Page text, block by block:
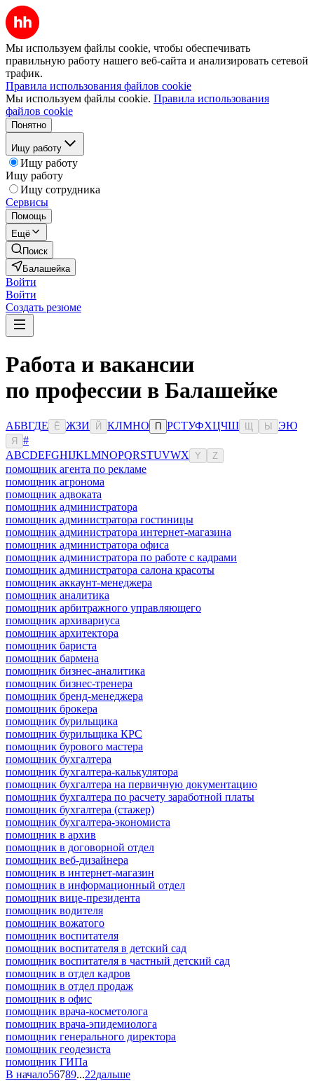
Мы используем файлы cookie, чтобы обеспечивать
правильную работу нашего веб-сайта и анализировать сетевой
трафик.
Правила использования файлов cookie
Мы используем файлы cookie. Правила использования
файлов cookie
Понятно
Ищу работу
Ищу работу
Ищу работу
Ищу сотрудника
Сервисы
Помощь
Ещё
Поиск
Балашейка
Войти
Войти
Создать резюме
Работа и вакансии
по профессии в Балашейке
АБВГДЕ Ё ЖЗИ Й КЛМНО П РСТУФХЦЧШ Ы ЭЮ
Я
#
ABCDEFGHIJKLMNOPQRSTUVWX Y Z
помощник агента по рекламе
помощник агронома
помощник адвоката
помощник администратора
помощник администратора гостиницы
помощник администратора интернет-магазина
помощник администратора офиса
помощник администратора по работе с кадрами
помощник администратора салона красоты
помощник аккаунт-менеджера
помощник аналитика
помощник арбитражного управляющего
помощник архивариуса
помощник архитектора
помощник бариста
помощник бармена
помощник бизнес-аналитика
помощник бизнес-тренера
помощник бренд-менеджера
помощник брокера
помощник бурильщика
помощник бурильщика КРС
помощник бурового мастера
помощник бухгалтера
помощник бухгалтера-калькулятора
помощник бухгалтера на первичную документацию
помощник бухгалтера по расчету заработной платы
помощник бухгалтера (стажер)
помощник бухгалтера-экономиста
помощник в архив
помощник в договорной отдел
помощник веб-дизайнера
помощник в интернет-магазин
помощник в информационный отдел
помощник вице-президента
помощник водителя
помощник вожатого
помощник воспитателя
помощник воспитателя в детский сад
помощник воспитателя в частный детский сад
помощник в отдел кадров
помощник в отдел продаж
помощник в офис
помощник врача-косметолога
помощник врача-эпидемиолога
помощник генерального директора
помощник геодезиста
помощник ГИПа
В начало56789...22дальше